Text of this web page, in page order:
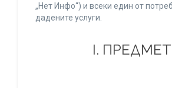
„Нет Инфо“) и всеки един от
дадените услуги.
І. ПРЕДМЕТ